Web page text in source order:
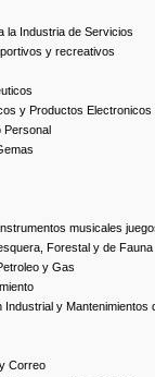
la Industria de Servicios
y recreativos
y Productos Electronicos
Personal
musicales
Forestal y de Fauna
y Gas
y Mantenimientos
Correo